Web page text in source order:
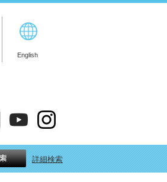
English
詳細検索